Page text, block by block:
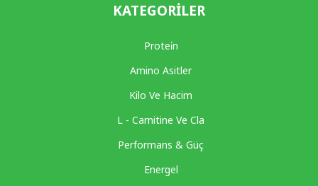
KATEGORILER
Protei̇n
Amino Asitler
Kilo Ve Hacim
L - Carnitine Ve Cla
Performans & Güç
Energel